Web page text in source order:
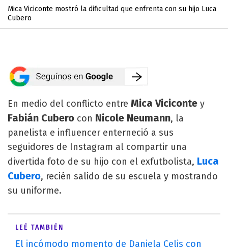
Mica Viciconte mostró la dificultad que enfrenta con su hijo Luca
Cubero
En medio del conflicto entre Mica Viciconte y
Fabián Cubero con Nicole Neumann, la
panelista e influencer enterneció a sus
seguidores de Instagram al compartir una
divertida foto de su hijo con el exfutbolista, Luca
Cubero, recién salido de su escuela y mostrando
su uniforme.
LEÉ TAMBIÉN
El incómodo momento de Daniela Celis con